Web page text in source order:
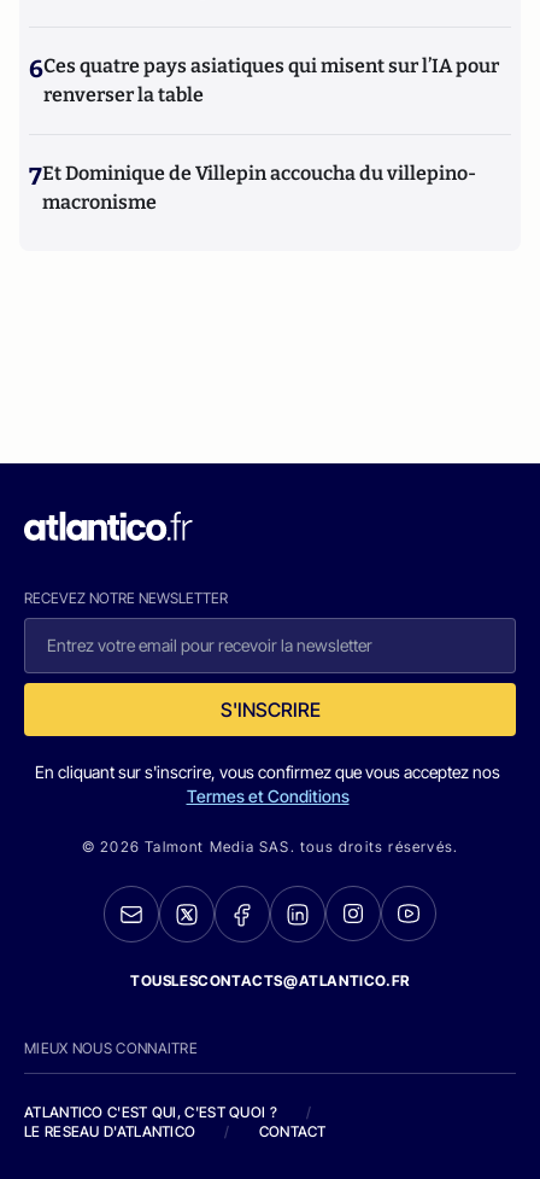
6Ces quatre pays asiatiques qui misent sur l’IA pour
renverser la table
7Et Dominique de Villepin accoucha du villepino-
macronisme
RECEVEZ NOTRE NEWSLETTER
S'INSCRIRE
En cliquant sur s'inscrire, vous confirmez que vous acceptez nos
Termes et Conditions
© 2026 Talmont Media SAS. tous droits réservés.
TOUSLESCONTACTS@ATLANTICO.FR
MIEUX NOUS CONNAITRE
ATLANTICO C'EST QUI, C'EST QUOI ?
/
LE RESEAU D'ATLANTICO
/ CONTACT